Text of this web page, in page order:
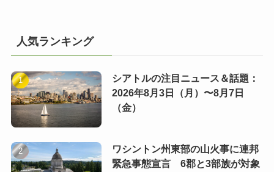
人気ランキング
シアトルの注目ニュース＆話題：
2026年8月3日（月）〜8月7日
（金）
ワシントン州東部の山火事に連邦
緊急事態宣言 6郡と3部族が対象